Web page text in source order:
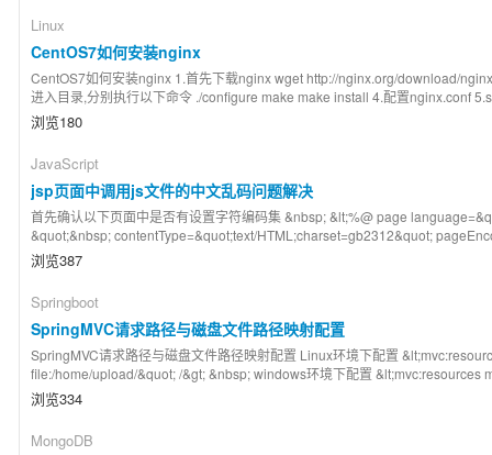
Linux
CentOS7如何安装nginx
CentOS7如何安装nginx 1.首先下载nginx wget http://nginx.org/download/
进入目录,分别执行以下命令 ./configure make make install 4.配置nginx.conf
浏览180
JavaScript
jsp页面中调用js文件的中文乱码问题解决
首先确认以下页面中是否有设置字符编码集 &nbsp; &lt;%@ page
&quot;&nbsp; contentType=&quot;text/HTML;charset=gb2312&quot;
浏览387
Springboot
SpringMVC请求路径与磁盘文件路径映射配置
SpringMVC请求路径与磁盘文件路径映射配置 Linux环境下配置
file:/home/upload/&quot; /&gt; &nbsp; windows环境下配置 &lt;mvc:resources
浏览334
MongoDB